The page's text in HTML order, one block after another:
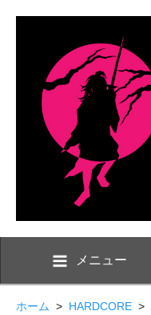
メニュー
ホーム > HARDCORE >